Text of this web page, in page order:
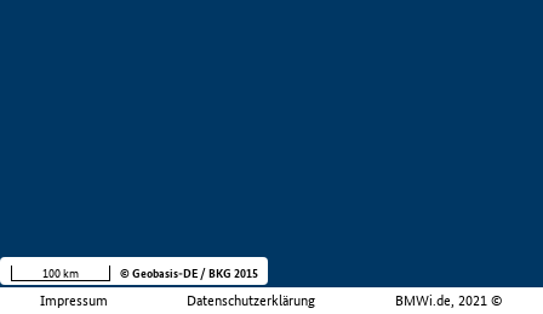
Impressum Datenschutzerklärung BMWi.de, 2021 ©
100 km © Geobasis-DE / BKG 2015